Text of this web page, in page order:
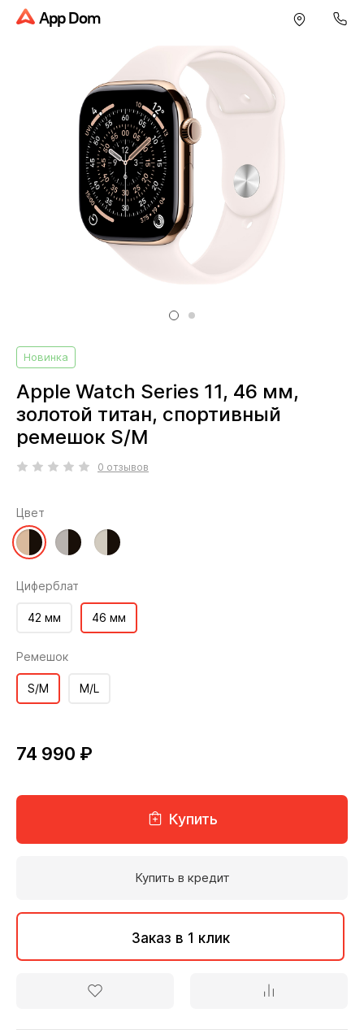
App Dom
Новинка
Apple Watch Series 11, 46 мм,
золотой титан, спортивный
ремешок S/M
0 отзывов
Цвет
Циферблат
46 мм
42 мм
Ремешок
S/M M/L
74 990 ₽
Купить
Купить в кредит
Заказ в 1 клик